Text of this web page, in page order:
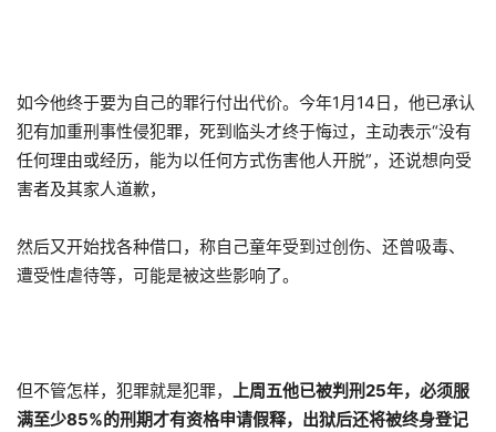
如今他终于要为自己的罪行付出代价。今年1月14日，他已承认
犯有加重刑事性侵犯罪，死到临头才终于悔过，主动表示“没有
任何理由或经历，能为以任何方式伤害他人开脱”，还说想向受
害者及其家人道歉，
然后又开始找各种借口，称自己童年受到过创伤、还曾吸毒、
遭受性虐待等，可能是被这些影响了。
但不管怎样，犯罪就是犯罪， 上周五他已被判刑25年，必须服
满至少85%的刑期才有资格申请假释， 出狱后还将被终身登记